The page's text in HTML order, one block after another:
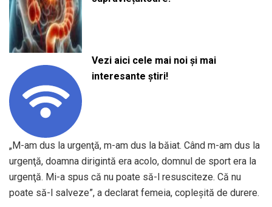
Vezi aici cele mai noi și mai
interesante știri!
„M-am dus la urgenţă, m-am dus la băiat. Când m-am dus la
urgenţă, doamna dirigintă era acolo, domnul de sport era la
urgenţă. Mi-a spus că nu poate să-l resusciteze. Că nu
poate să-l salveze”, a declarat femeia, copleșită de durere.